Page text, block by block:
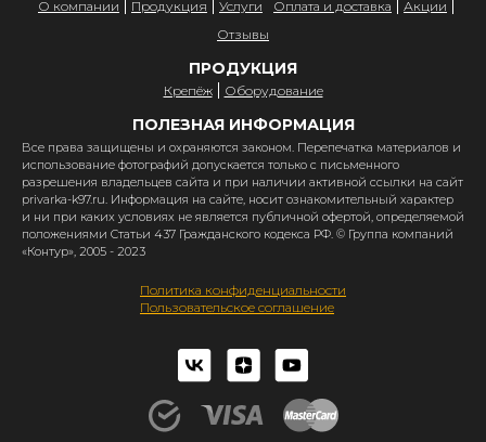
О компании Продукция Услуги Оплата и доставка
Акции
Отзывы
ПРОДУКЦИЯ
Крепёж Оборудование
ПОЛЕЗНАЯ ИНФОРМАЦИЯ
Все права защищены и охраняются законом. Перепечатка материалов и
использование фотографий допускается только с письменного
разрешения владельцев сайта и при наличии активной ссылки на сайт
privarka-k97.ru. Информация на сайте, носит ознакомительный характер
и ни при каких условиях не является публичной офертой, определяемой
положениями Статьи 437 Гражданского кодекса РФ. © Группа компаний
«Контур», 2005 - 2023
Политика конфиденциальности
Пользовательское соглашение